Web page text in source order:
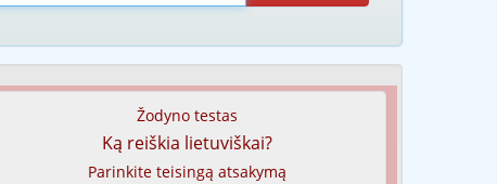
Žodyno testas
Ką reiškia lietuviškai?
Parinkite teisingą atsakymą